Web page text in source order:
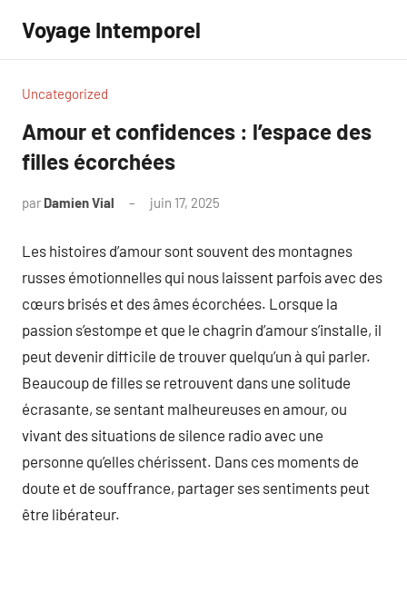
contenu
Voyage Intemporel
Uncategorized
Amour et confidences : l’espace des
filles écorchées
par Damien Vial juin 17, 2025
Les histoires d’amour sont souvent des montagnes
russes émotionnelles qui nous laissent parfois avec des
cœurs brisés et des âmes écorchées. Lorsque la
passion s’estompe et que le chagrin d’amour s’installe, il
peut devenir difficile de trouver quelqu’un à qui parler.
Beaucoup de filles se retrouvent dans une solitude
écrasante, se sentant malheureuses en amour, ou
vivant des situations de silence radio avec une
personne qu’elles chérissent. Dans ces moments de
doute et de souffrance, partager ses sentiments peut
être libérateur.